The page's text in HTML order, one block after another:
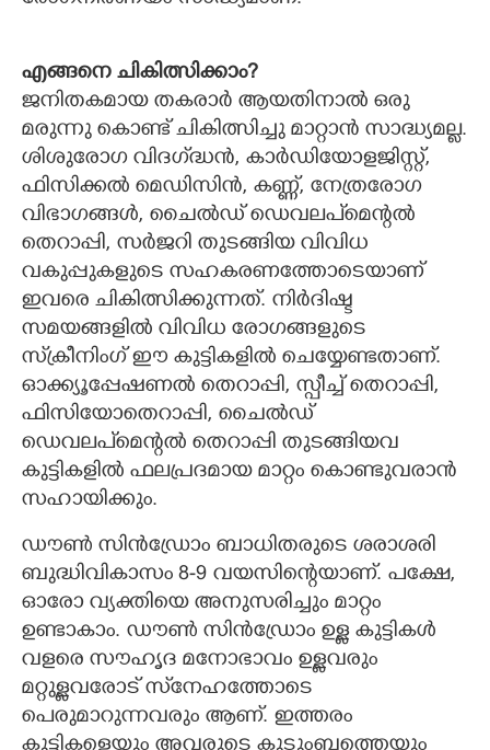
എങ്ങനെ ചികിത്സിക്കാം?
ജനിതകമായ തകരാര്‍ ആയതിനാല്‍ ഒരു
മരുന്നു കൊണ്ട് ചികിത്സിച്ചു മാറ്റാന്‍ സാദ്ധ്യമല്ല.
ശിശുരോഗ വിദഗ്‌ദ്ധൻ, കാര്‍ഡിയോളജിസ്റ്റ്,
ഫിസിക്കല്‍ മെഡിസിന്‍, കണ്ണ്, നേത്രരോഗ
വിഭാഗങ്ങള്‍, ചൈല്‍ഡ് ഡെവലപ്മെന്റല്‍
തെറാപ്പി, സര്‍ജറി തുടങ്ങിയ വിവിധ
വകുപ്പുകളുടെ സഹകരണത്തോടെയാണ്
ഇവരെ ചികിത്സിക്കുന്നത്. നിര്‍ദിഷ്ട
സമയങ്ങളില്‍ വിവിധ രോഗങ്ങളുടെ
സ്‌ക്രീനിംഗ് ഈ കുട്ടികളില്‍ ചെയ്യേണ്ടതാണ്.
ഓക്ക്യൂപ്പേഷണല്‍ തെറാപ്പി, സ്പീച്ച് തെറാപ്പി,
ഫിസിയോതെറാപ്പി, ചൈല്‍ഡ്
ഡെവലപ്മെന്റല്‍ തെറാപ്പി തുടങ്ങിയവ
കുട്ടികളില്‍ ഫലപ്രദമായ മാറ്റം കൊണ്ടുവരാന്‍
സഹായിക്കും.
ഡൗണ്‍ സിന്‍ഡ്രോം ബാധിതരുടെ ശരാശരി
ബുദ്ധിവികാസം 8-9 വയസിന്റെയാണ്. പക്ഷേ,
ഓരോ വ്യക്തിയെ അനുസരിച്ചും മാറ്റം
ഉണ്ടാകാം. ഡൗണ്‍ സിന്‍ഡ്രോം ഉള്ള കുട്ടികള്‍
വളരെ സൗഹൃദ മനോഭാവം ഉള്ളവരും
മറ്റുള്ളവരോട് സ്‌നേഹത്തോടെ
പെരുമാറുന്നവരും ആണ്. ഇത്തരം